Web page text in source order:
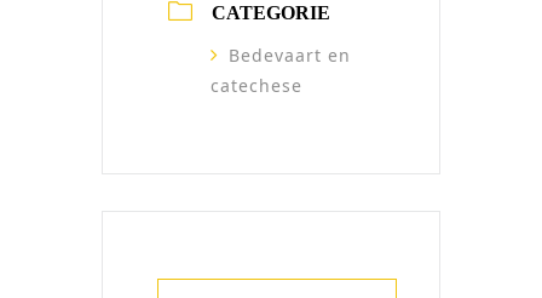
CATEGORIE
Bedevaart en
catechese